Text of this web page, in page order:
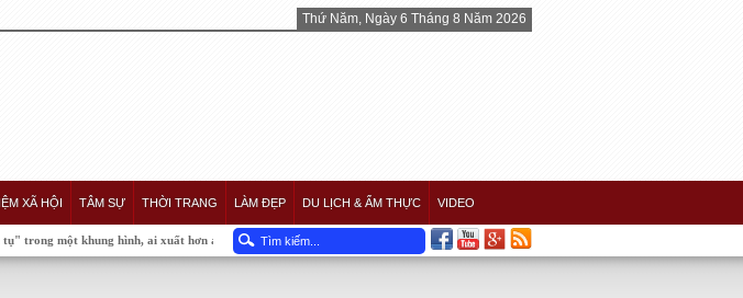
Thứ Năm, Ngày 6 Tháng 8 Năm 2026
XÃ HỘI TÂM SỰ THỜI TRANG LÀM ĐẸP DU LỊCH & ẨM THỰC VIDEO
khung hình, ai xuất hơn ai?